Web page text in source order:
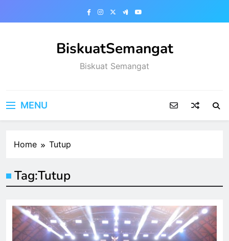
BiskuatSemangat
Biskuat Semangat
MENU
Home Tutup
Tag:Tutup